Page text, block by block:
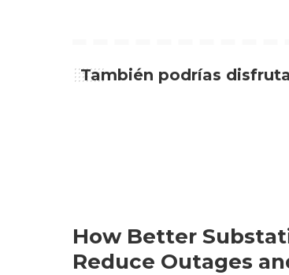
También podrías
How Better
Reduce Outages